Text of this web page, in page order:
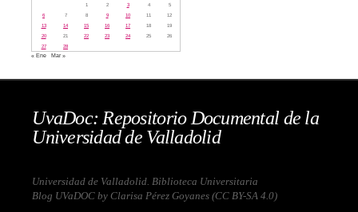
1 2 3 4
5
6
7 8 9 10 11
12
13
14 15 16 17 18
19
20
21 22 23 24 25
26
27
28
« Ene Mar »
UvaDoc: Repositorio Documental de la
Universidad de Valladolid
Universidad de Valladolid. Biblioteca Universitaria
Blog UVaDOC by Clarisa Pérez Goyanes (CC BY-SA 4.0)